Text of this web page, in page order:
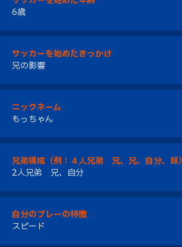
6歳
サッカーを始めたきっかけ
兄の影響
ニックネーム
もっちゃん
兄弟構成（例：４人兄弟 兄、兄、自分、妹）
2人兄弟 兄、自分
自分のプレーの特徴
スピード